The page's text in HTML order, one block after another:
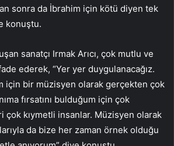
sonra da İbrahim için kötü diyen tek
konuştu.
sanatçı Irmak Arıcı, çok mutlu ve
ederek, “Yer yer duygulanacağız.
için bir müzisyen olarak gerçekten çok
fırsatını bulduğum için çok
çok kıymetli insanlar. Müzisyen olarak
da bize her zaman örnek olduğu